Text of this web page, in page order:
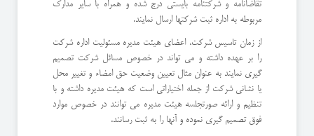
تقاضانامه و شرکتنامه بایستی درج شده و همراه با سایر مدارک
مربوطه به اداره ثبت شرکتها ارسال نمایند.
از زمان تاسیس شرکت، اعضای هیئت مدیره مسئولیت اداره شرکت
را بر عهده داشته و می تواند در خصوص مسائل شرکت تصمیم
گیری نمایند به عنوان مثال تعیین وضعیت حق امضاء و تغییر محل
یا نشانی شرکت از جمله اختیاراتی است که هیئت مدیره داشته و با
تنظیم و ارائه صورتجلسه هیئت مدیره می توانند در خصوص موارد
فوق تصمیم گیری نموده و آنها را به ثبت رسانند.